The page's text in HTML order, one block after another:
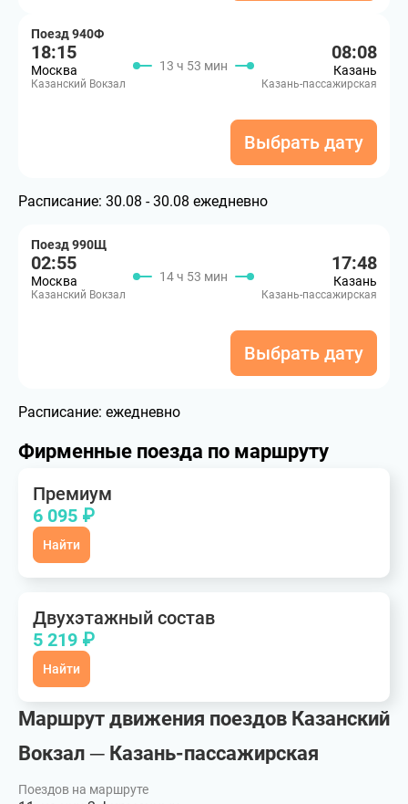
Поезд 940Ф
18:15
Москва
Казанский Вокзал
13 ч 53 мин
08:08
Казань
Казань-пассажирская
Выбрать дату
Расписание: 30.08 - 30.08 ежедневно
Поезд 990Щ
02:55
Москва
Казанский Вокзал
14 ч 53 мин
17:48
Казань
Казань-пассажирская
Выбрать дату
Расписание: ежедневно
Фирменные поезда по маршруту
Премиум
6 095 ₽
Найти
Двухэтажный состав
5 219 ₽
Найти
Маршрут движения поездов Казанский
Вокзал ─ Казань-пассажирская
Поездов на маршруте